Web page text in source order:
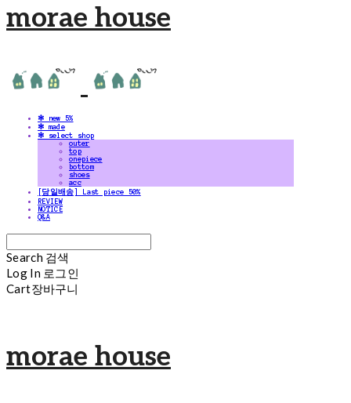
morae house
✻ new 5%
✻ made
✻ select shop
outer
top
onepiece
bottom
shoes
acc
[당일배송] Last piece 50%
REVIEW
NOTICE
Q&A
Search 검색
Log In 로그인
Cart장바구니
morae house